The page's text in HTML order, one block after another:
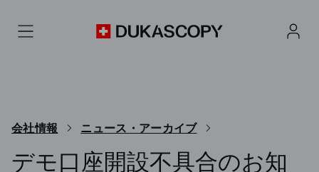
会社情報 ニュース・アーカイブ
デモ口座開設不具合のお知